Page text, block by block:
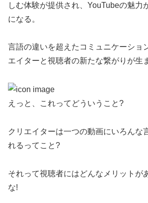
しむ体験が提供され、YouTubeの魅力
になる。
言語の違いを超えたコミュニケーショ
エイターと視聴者の新たな繋がりが生
えっと、これってどういうこと?
クリエイターは一つの動画にいろんな
れるってこと?
それって視聴者にはどんなメリットが
な!